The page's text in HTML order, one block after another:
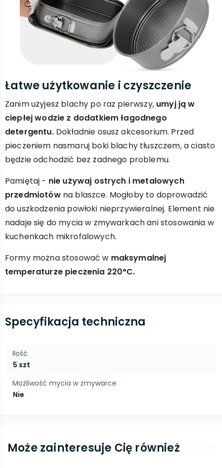
Łatwe użytkowanie i czyszczenie
Zanim użyjesz blachy po raz pierwszy, umyj ją w
ciepłej wodzie z dodatkiem łagodnego
detergentu.Dokładnie osusz akcesorium. Przed
pieczeniem nasmaruj boki blachy tłuszczem, a ciasto
będzie odchodzić bez żadnego problemu.
Pamiętaj - nie używaj ostrych i metalowych
przedmiotówna blaszce. Mogłoby to doprowadzić
do uszkodzenia powłoki nieprzywieralnej. Element nie
nadaje się do mycia w zmywarkach ani stosowania w
kuchenkach mikrofalowych.
Formy można stosować w maksymalnej
temperaturze pieczenia 220°C.
Specyfikacja techniczna
Ilość
5 szt
Możliwość mycia w zmywarce
Nie
Może zainteresuje Cię również